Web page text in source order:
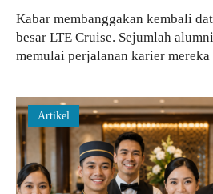
Kabar membanggakan kembali
besar LTE Cruise. Sejumlah
memulai perjalanan karier
Artikel